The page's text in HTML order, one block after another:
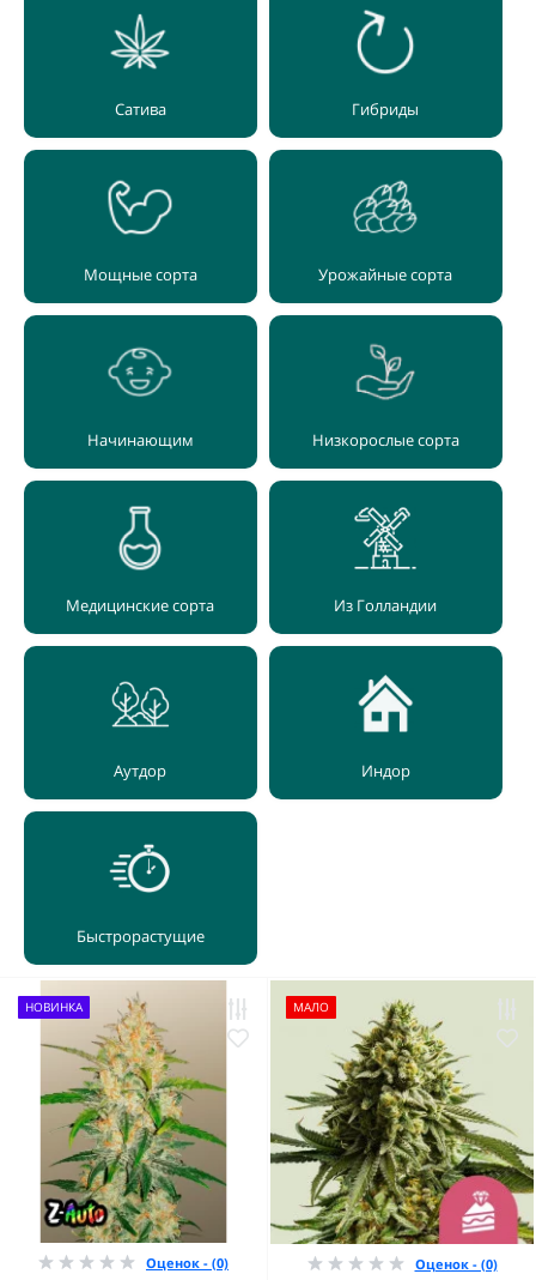
Сатива Гибриды
Мощные сорта Урожайные сорта
Начинающим Низкорослые сорта
Медицинские сорта Из Голландии
Аутдор Индор
Быстрорастущие
НОВИНКА
Оценок - (0)
МАЛО
Оценок - (0)